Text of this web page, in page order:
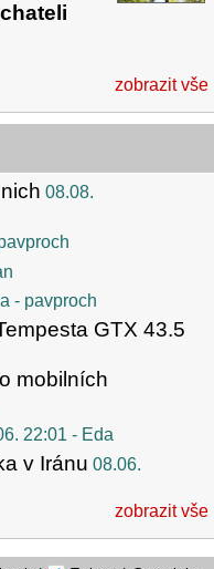
zobrazit vše
08.08.
- pavproch
GTX 43.5
mobilních
22:01 - Eda
v Iránu 08.06.
zobrazit vše